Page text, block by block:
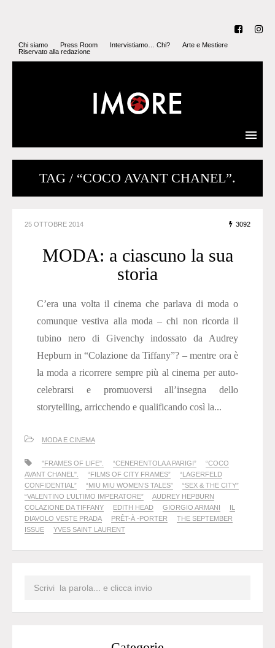
Chi siamo Press Room Intervistiamo… Chi?
Arte e Mestiere
Riservato alla redazione
TAG / “COCO AVANT CHANEL”.
25 OTTOBRE 2014 3092
MODA: a ciascuno la sua
storia
C’era una volta il cinema che parlava di moda o
comunque vestiva alla moda – chi non ricorda il
tubino nero di Givenchy indossato da Audrey
Hepburn in “Colazione da Tiffany”? – mentre ora è
la moda a ricorrere sempre più al cinema per auto-
celebrarsi e promuoversi all’insegna dello
storytelling, arricchendo e qualificando così la...
MODA E CINEMA
"FRAMES OF LIFE". “CENERENTOLA A PARIGI”
“COCO
AVANT CHANEL".
“FILMS OF CITY FRAMES”
“LAGERFELD
CONFIDENTIAL”
“MIU MIU WOMEN’S TALES”
“SEX & THE CITY”
“VALENTINO L’ULTIMO IMPERATORE”
AUDREY HEPBURN
COLAZIONE DA TIFFANY
EDITH HEAD GIORGIO ARMANI
IL
DIAVOLO VESTE PRADA
PRÊT-À -PORTER
THE SEPTEMBER
ISSUE
YVES SAINT LAURENT